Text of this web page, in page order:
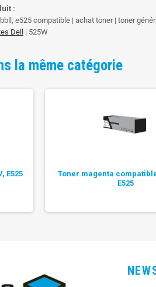
:
e525 compatible | achat toner | toner
Dell | 525W
la même catégorie
E525
Toner magenta
E525